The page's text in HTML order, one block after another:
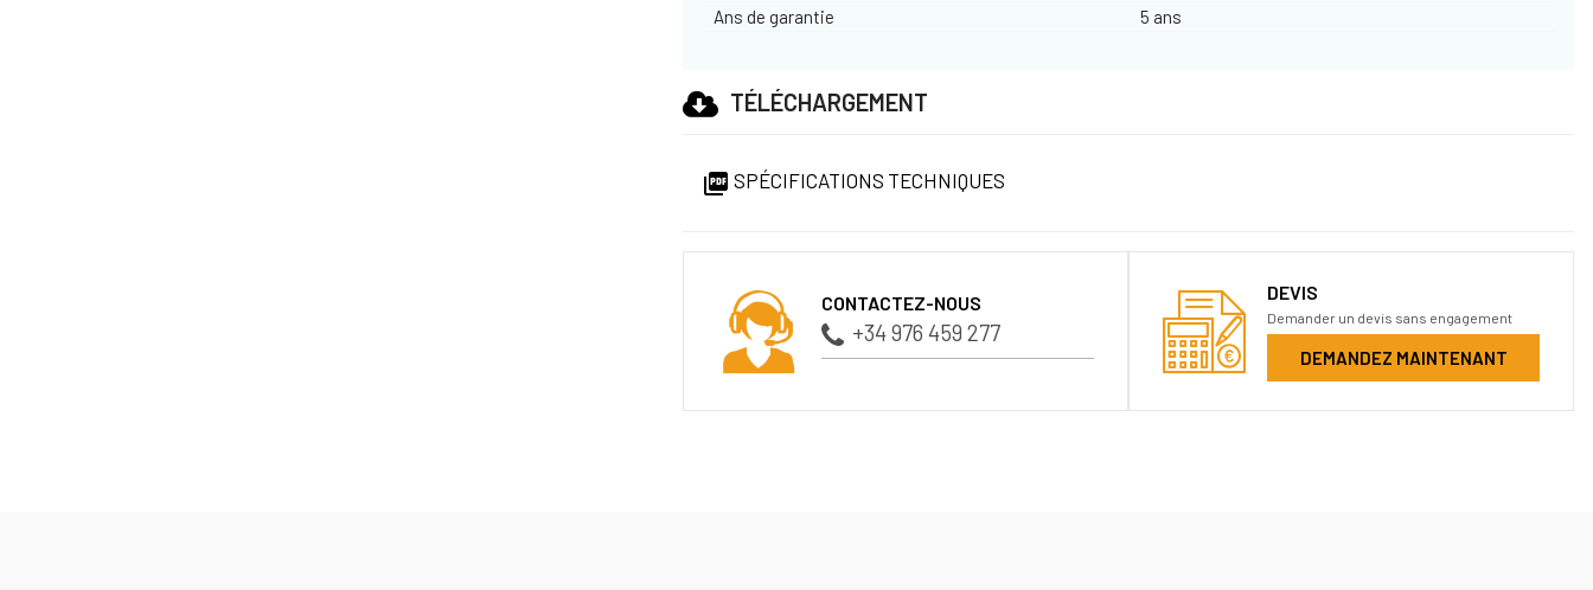
Ans de garantie
5 ans
TÉLÉCHARGEMENT
 SPÉCIFICATIONS TECHNIQUES
CONTACTEZ-NOUS
+34 976 459 277
DEVIS
Demander un devis sans engagement
DEMANDEZ MAINTENANT